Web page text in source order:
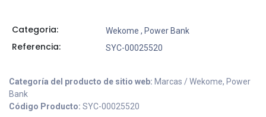
Categoria: Wekome , Power Bank
Referencia: SYC-00025520
Categoría del producto de sitio web: Marcas / Wekome, Power
Bank
Código Producto: SYC-00025520